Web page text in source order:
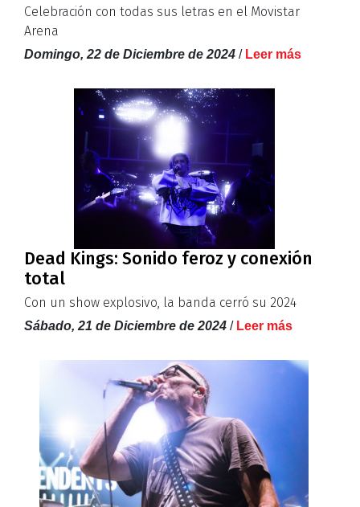
Celebración con todas sus letras en el Movistar
Arena
Domingo, 22 de Diciembre de 2024 / Leer más
Dead Kings: Sonido feroz y conexión
total
Con un show explosivo, la banda cerró su 2024
Sábado, 21 de Diciembre de 2024 / Leer más